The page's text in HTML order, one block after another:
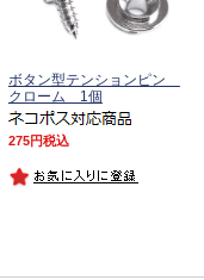
ボタン型テンションピン
クローム 1個
275 税込